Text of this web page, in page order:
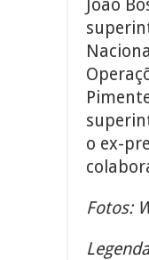
João
o ex-
Fotos: